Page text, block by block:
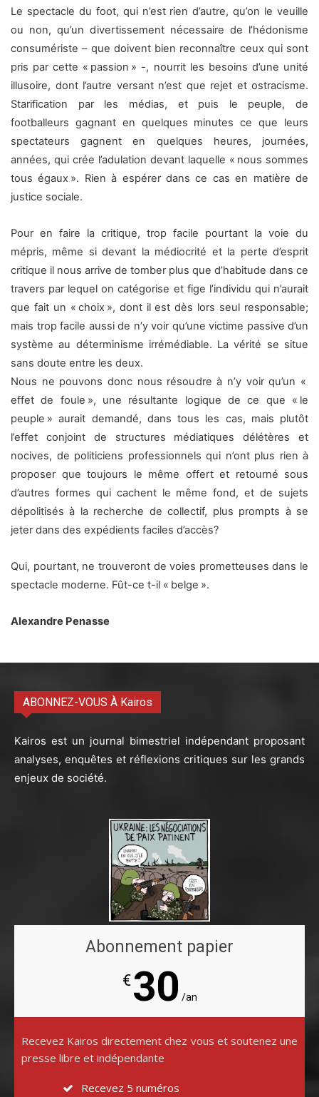
Le spectacle du foot, qui n’est rien d’autre, qu’on le veuille
ou non, qu’un divertissement nécessaire de l’hédonisme
consumériste – que doivent bien reconnaître ceux qui sont
pris par cette « passion » -, nourrit les besoins d’une unité
illusoire, dont l’autre versant n’est que rejet et ostracisme.
Starification par les médias, et puis le peuple, de
footballeurs gagnant en quelques minutes ce que leurs
spectateurs gagnent en quelques heures, journées,
années, qui crée l’adulation devant laquelle « nous sommes
tous égaux ». Rien à espérer dans ce cas en matière de
justice sociale.
Pour en faire la critique, trop facile pourtant la voie du
mépris, même si devant la médiocrité et la perte d’esprit
critique il nous arrive de tomber plus que d’habitude dans ce
travers par lequel on catégorise et fige l’individu qui n’aurait
que fait un « choix », dont il est dès lors seul responsable;
mais trop facile aussi de n’y voir qu’une victime passive d’un
système au déterminisme irrémédiable. La vérité se situe
sans doute entre les deux.
Nous ne pouvons donc nous résoudre à n’y voir qu’un «
effet de foule », une résultante logique de ce que « le
peuple » aurait demandé, dans tous les cas, mais plutôt
l’effet conjoint de structures médiatiques délétères et
nocives, de politiciens professionnels qui n’ont plus rien à
proposer que toujours le même offert et retourné sous
d’autres formes qui cachent le même fond, et de sujets
dépolitisés à la recherche de collectif, plus prompts à se
jeter dans des expédients faciles d’accès?
Qui, pourtant, ne trouveront de voies prometteuses dans le
spectacle moderne. Fût-ce t-il « belge ».
Alexandre Penasse
ABONNEZ-VOUS À Kairos
Kairos est un journal bimestriel indépendant proposant
analyses, enquêtes et réflexions critiques sur les grands
enjeux de société.
Abonnement papier
€30 /an
Recevez Kairos directement chez vous et soutenez une
presse libre et indépendante
Recevez 5 numéros